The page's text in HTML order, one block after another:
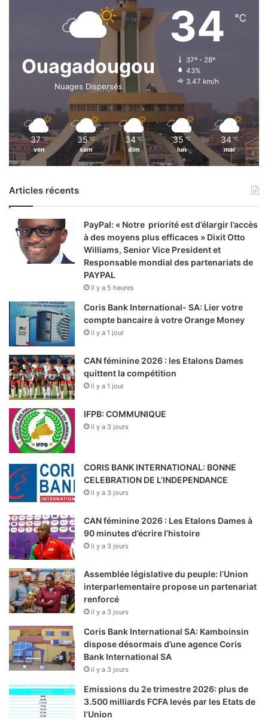
Ouagadougou
Nuages Dispersés
34 ℃
37º - 28º
43%
3.47 km/h
37 ℃
ven
35 ℃
sam
34 ℃
dim
35 ℃
lun
34 ℃
mar
Articles récents
PayPal: « Notre priorité est d’élargir l’accès
à des moyens plus efficaces » Dixit Otto
Williams, Senior Vice President et
Responsable mondial des partenariats de
PAYPAL
il y a 5 heures
Coris Bank International- SA: Lier votre
compte bancaire à votre Orange Money
il y a 1 jour
CAN féminine 2026 : les Etalons Dames
quittent la compétition
il y a 1 jour
IFPB: COMMUNIQUE
il y a 3 jours
CORIS BANK INTERNATIONAL: BONNE
CELEBRATION DE L’INDEPENDANCE
il y a 3 jours
CAN féminine 2026 : Les Etalons Dames à
90 minutes d’écrire l’histoire
il y a 3 jours
Assemblée législative du peuple: l’Union
interparlementaire propose un partenariat
renforcé
il y a 3 jours
Coris Bank International SA: Kamboinsin
dispose désormais d’une agence Coris
Bank International SA
il y a 3 jours
Emissions du 2e trimestre 2026: plus de
3.500 milliards FCFA levés par les Etats de
l’Union